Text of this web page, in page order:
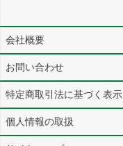
会社概要
お問い合わせ
特定商取引法に基づく表示
個人情報の取扱